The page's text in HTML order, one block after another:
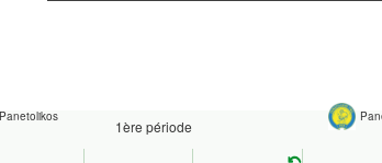
Panetolikos
1ère période